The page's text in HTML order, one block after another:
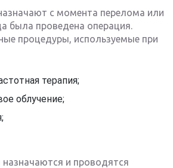
с момента перелома или
была проведена операция.
процедуры, используемые при
терапия;
облучение;
и проводятся